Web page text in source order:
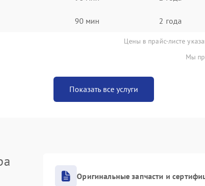
90 мин 2 года
Цены в прайс-листе
Мы
Показать все услуги
Оригинальные запчасти и